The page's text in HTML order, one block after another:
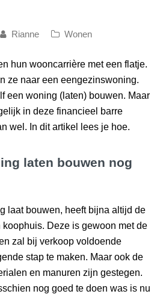
Rianne Wonen
hun wooncarrière met een flatje.
ze naar een eengezinswoning.
een woning (laten) bouwen. Maar
in deze financieel barre
wel. In dit artikel lees je hoe.
laten bouwen nog
laat bouwen, heeft bijna altijd de
Deze is gewoon met de
zal bij verkoop voldoende
stap te maken. Maar ook de
en manuren zijn gestegen.
nog goed te doen was is nu